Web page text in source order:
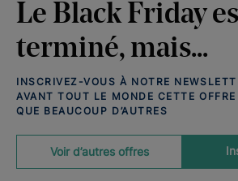
Le Black Friday
terminé, mais...
INSCRIVEZ-VOUS À NOTRE
AVANT TOUT LE MONDE CETTE
QUE BEAUCOUP D’AUTRES
Voir d’autres offres